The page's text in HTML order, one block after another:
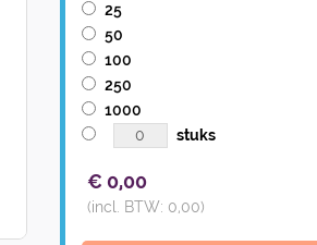
25
50
100
250
1000
stuks
€ 0,00
(incl. BTW: 0,00)